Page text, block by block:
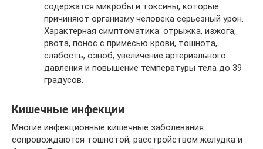
содержатся микробы и токсины, которые
причиняют организму человека серьезный урон.
Характерная симптоматика: отрыжка, изжога,
рвота, понос с примесью крови, тошнота,
слабость, озноб, увеличение артериального
давления и повышение температуры тела до 39
градусов.
Кишечные инфекции
Многие инфекционные кишечные заболевания
сопровождаются тошнотой, расстройством желудка и